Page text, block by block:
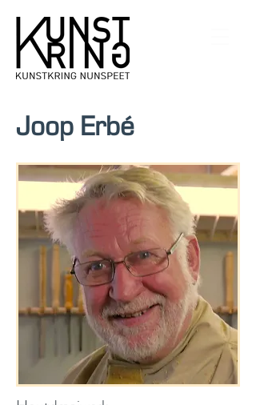
Joop Erbé